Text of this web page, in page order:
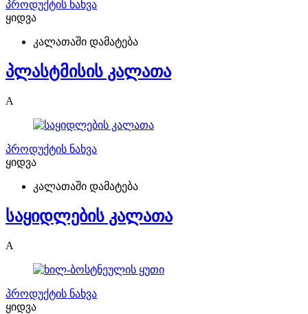
პროდუქტის ნახვა
ყიდვა
კალათაში დამატება
პლასტმისის კალათა
A
პროდუქტის ნახვა
ყიდვა
კალათაში დამატება
საყიდლების კალათა
A
პროდუქტის ნახვა
ყიდვა